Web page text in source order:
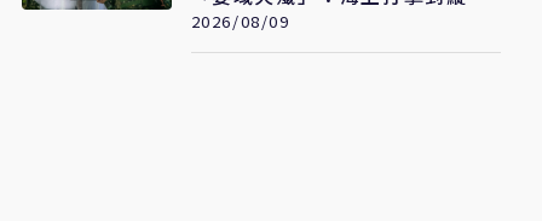
防禦驗證整體戰力
2026/08/09